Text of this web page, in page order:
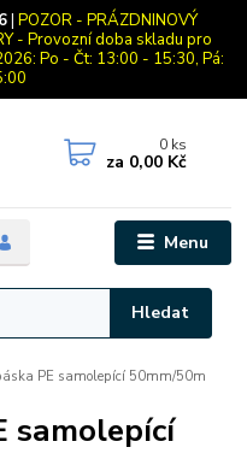
| POZOR - PRÁZDNINOVÝ
- Provozní doba skladu pro
Po - Čt: 13:00 - 15:30, Pá:
Menu
Hledat
0 ks
za 0,00 Kč
PE samolepící 50mm/50m
samolepící